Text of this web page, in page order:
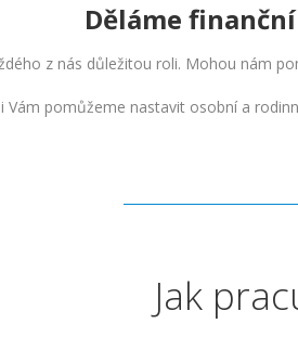
Děláme
z nás důležitou roli. Mohou nám
Vám pomůžeme nastavit osobní a
Jak